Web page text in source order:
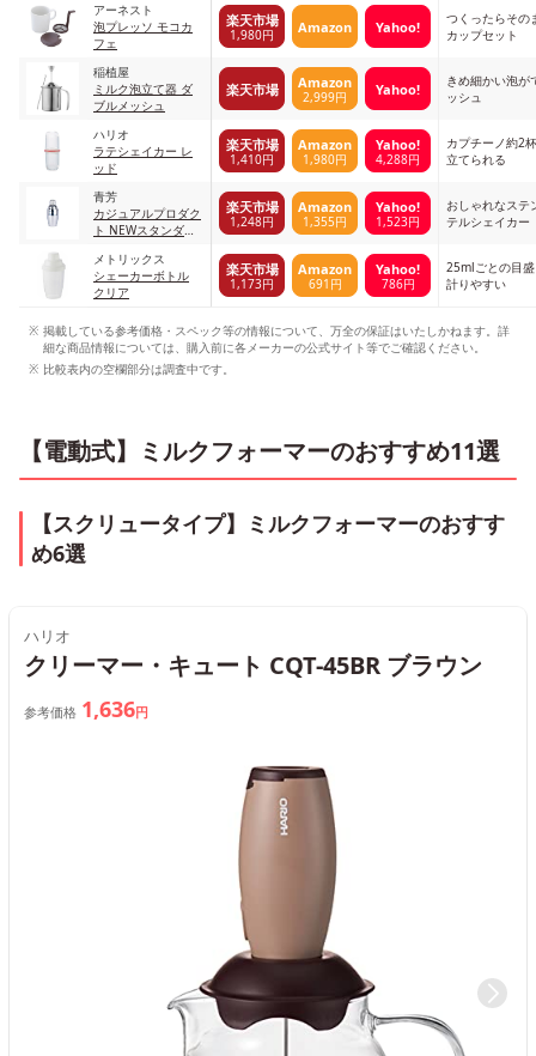
アーネスト
泡プレッソ モコカ
フェ
楽天市場
1,980円 Amazon Yahoo!
つくったらその
カップセット
稲植屋
ミルク泡立て器 ダ
ブルメッシュ
楽天市場 Amazon
2,999円 Yahoo!
きめ細かい泡が
ッシュ
ハリオ
ラテシェイカー レ
ッド
楽天市場
1,410円
Amazon
1,980円
Yahoo!
4,288円
カプチーノ約2
立てられる
青芳
カジュアルプロダク
ト NEWスタンダー
カー シルバー
楽天市場
1,248円
Amazon
1,355円
Yahoo!
1,523円
おしゃれなステ
テルシェイカー
メトリックス
シェーカーボトル
クリア
楽天市場
1,173円
Amazon
691円
Yahoo!
786円
25mlごとの目
計りやすい
掲載している参考価格・スペック等の情報について、万全の保証はいたしかねます。詳
細な商品情報については、購入前に各メーカーの公式サイト等でご確認ください。
比較表内の空欄部分は調査中です。
【電動式】ミルクフォーマーのおすすめ11選
【スクリュータイプ】ミルクフォーマーのおすす
め6選
ハリオ
クリーマー・キュート CQT-45BR ブラウン
参考価格 1,636円